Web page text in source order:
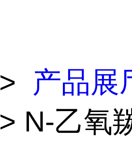
> 产品展
> N-乙氧